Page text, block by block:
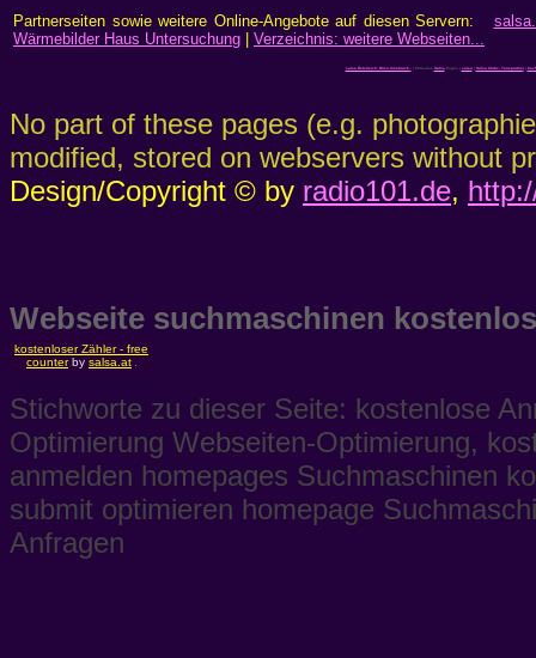
Partnerseiten sowie weitere Online-Angebote auf diesen Servern:
Wärmebilder Haus Untersuchung
Verzeichnis: weitere Webseiten...
salsa Österreich: Wien Innsbruck..| Chrissies SalsaPages | salsa| Salsa Clubs, Tanzpartner
No part of these pages (e.g.
modified, stored on webservers without
Design/Copyright © by radio101.de,
Webseite suchmaschinen
kostenloser Zähler - free
counterby salsa.at
Stichworte zu dieser Seite: kostenlose
Optimierung Webseiten-Optimierung,
anmelden homepages Suchmaschinen
submit optimieren homepage
Anfragen